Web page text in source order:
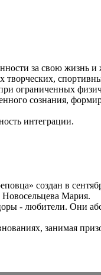
за свою жизнь
ограниченных
сознания,
интеграции.
создан в
Новосельцева Мария.
- любители. Они
занимая